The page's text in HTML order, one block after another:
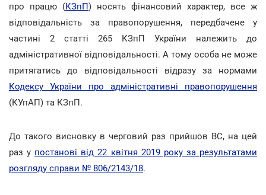
про працю (КЗпП) носять фінансовий характер, все ж
відповідальність за правопорушення, передбачене у
частині 2 статті 265 КЗпП України належить до
адміністративної відповідальності. А тому особа не може
притягатись до відповідальності відразу за нормами
Кодексу України про адміністративні правопорушення
(КУпАП) та КЗпП.
До такого висновку в черговий раз прийшов ВС, на цей
раз у постанові від 22 квітня 2019 року за результатами
розгляду справи № 806/2143/18.